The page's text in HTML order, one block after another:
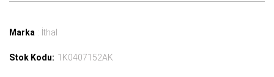
Marka : İthal
Stok Kodu: 1K0407152AK